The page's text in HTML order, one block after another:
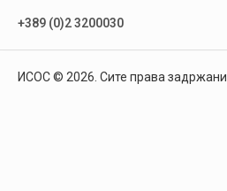
+389 (0)2 3200030
ИСОС © 2026. Сите права задржани.